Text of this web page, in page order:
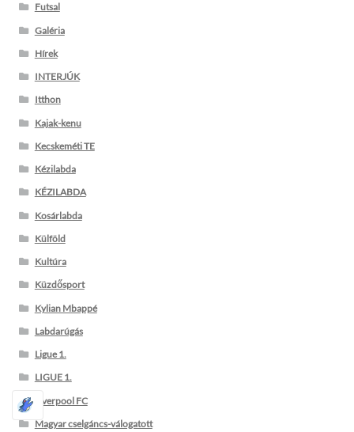
Futsal
Galéria
Hírek
INTERJÚK
Itthon
Kajak-kenu
Kecskeméti TE
Kézilabda
KÉZILABDA
Kosárlabda
Külföld
Kultúra
Küzdősport
Kylian Mbappé
Labdarúgás
Ligue 1.
LIGUE 1.
Liverpool FC
Magyar cselgáncs-válogatott